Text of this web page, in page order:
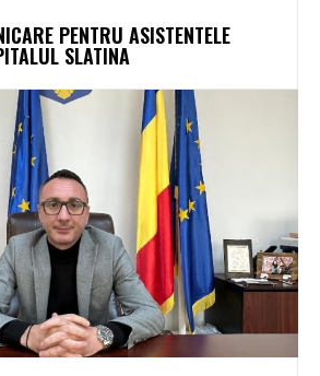
PENTRU ASISTENTELE
SLATINA